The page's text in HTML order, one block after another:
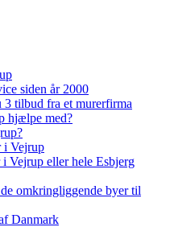
siden år 2000
3 tilbud fra et murerfirma
hjælpe med?
i Vejrup
Vejrup eller hele Esbjerg
omkringliggende byer til
Danmark